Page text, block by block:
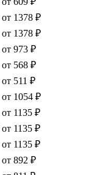
от 1378 ₽
от 1378 ₽
от 973 ₽
от 568 ₽
от 511 ₽
от 1054 ₽
от 1135 ₽
от 1135 ₽
от 1135 ₽
от 892 ₽